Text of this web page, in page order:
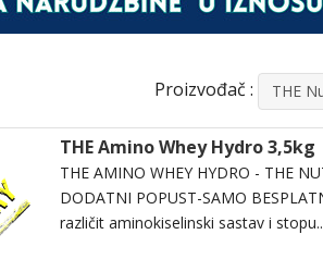
Proizvođač : THE
THE Amino Whey Hydro 3,5kg
THE AMINO WHEY HYDRO - THE
DODATNI POPUST-SAMO
različit aminokiselinski sastav i